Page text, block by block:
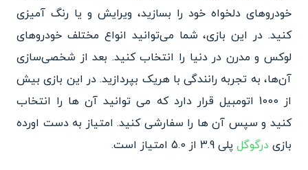
خودروهای دلخواه خود را بسازید، ویرایش و یا رنگ آمیزی
کنید. در این بازی، شما می‌توانید انواع مختلف خودروهای
لوکس و مدرن در دنیا را انتخاب کنید. بعد از شخصی‌سازی
آن‌ها، به تجربه رانندگی با هریک بپردازید. در این بازی بیش
از 1000 اتومبیل قرار دارد که می توانید آن ها را انتخاب
کنید و سپس آن ها را سفارشی کنید. امتیاز به دست اورده
بازی درگوگل پلی 3.9 از 5.0 امتیاز است.